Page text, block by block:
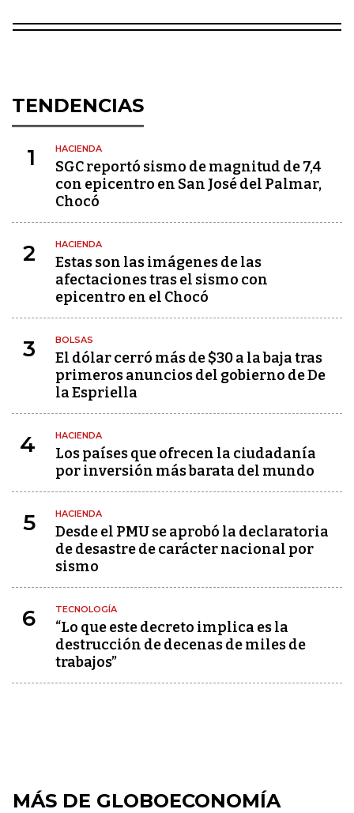
TENDENCIAS
1 HACIENDA
SGC reportó sismo de magnitud de 7,4
con epicentro en San José del Palmar,
Chocó
2 HACIENDA
Estas son las imágenes de las
afectaciones tras el sismo con
epicentro en el Chocó
3 BOLSAS
El dólar cerró más de $30 a la baja tras
primeros anuncios del gobierno de De
la Espriella
4 HACIENDA
Los países que ofrecen la ciudadanía
por inversión más barata del mundo
5 HACIENDA
Desde el PMU se aprobó la declaratoria
de desastre de carácter nacional por
sismo
6 TECNOLOGÍA
“Lo que este decreto implica es la
destrucción de decenas de miles de
trabajos”
MÁS DE GLOBOECONOMÍA